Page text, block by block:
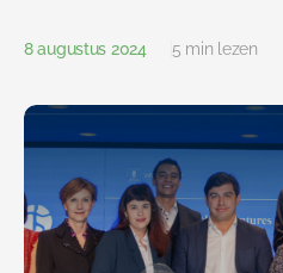
8 augustus 2024 5 min lezen